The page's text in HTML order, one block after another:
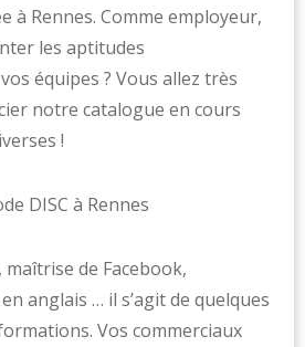
à Rennes. Comme employeur,
les aptitudes
équipes ? Vous allez très
notre catalogue en cours
!
de Facebook,
anglais … il s’agit de quelques
Vos commerciaux